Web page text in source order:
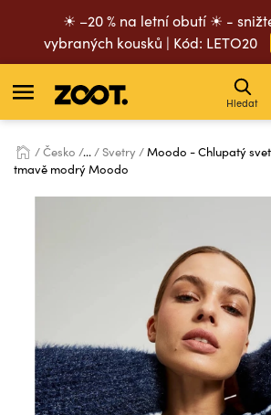
☀ –20 % na letní obutí ☀ -
vybraných kousků | Kód: LETO20
Hledat
Česko ... Svetry
Moodo - Chlupatý
tmavě modrý Moodo